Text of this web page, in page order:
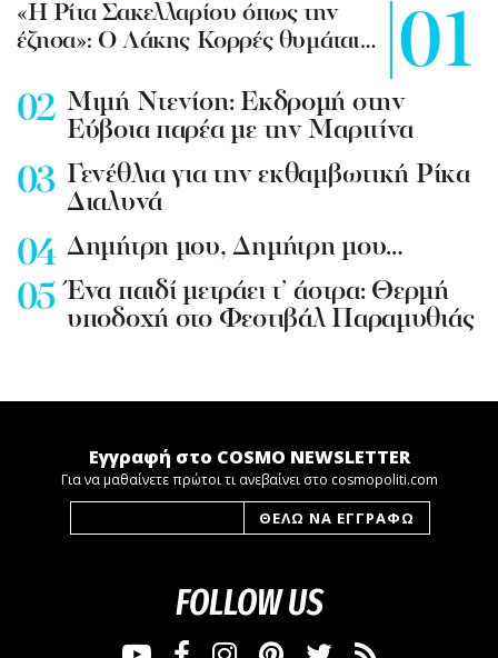
«Η Ρίτα Σακελλαρίου όπως την
έζησα»: Ο Λάκης Κορρές θυμάται…
Mιμή Ντενίση: Εκδρομή στην
Εύβοια παρέα με την Μαριτίνα
Γενέθλια για την εκθαμβωτική Ρίκα
Διαλυνά
Δημήτρη μου, Δημήτρη μου…
Ένα παιδί μετράει τ’ άστρα: Θερμή
υποδοχή στο Φεστιβάλ Παραμυθιάς
Εγγραφή στο COSMO NEWSLETTER
Για να μαθαίνετε πρώτοι τι ανεβαίνει στο cosmopoliti.com
FOLLOW US